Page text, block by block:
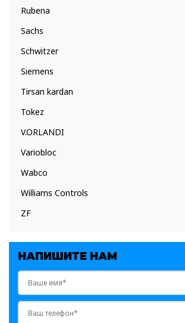
Rubena
Sachs
Schwitzer
Siemens
Tirsan kardan
Tokez
V.ORLANDI
Variobloc
Wabco
Williams Controls
ZF
НАПИШИТЕ НАМ